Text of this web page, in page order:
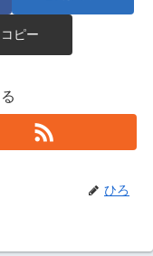
コピー
ひろ